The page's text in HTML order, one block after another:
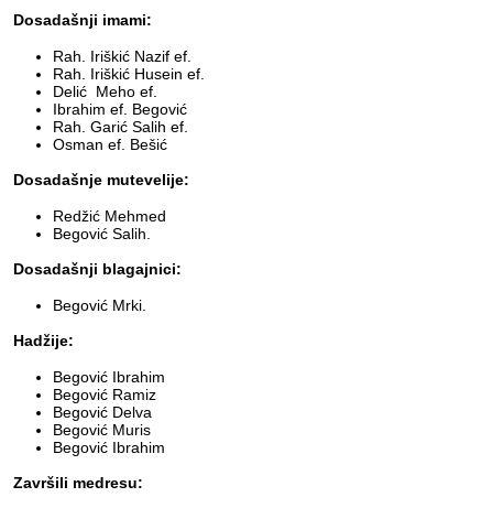
Dosadašnji imami:
Rah. Iriškić Nazif ef.
Rah. Iriškić Husein ef.
Delić Meho ef.
Ibrahim ef. Begović
Rah. Garić Salih ef.
Osman ef. Bešić
Dosadašnje mutevelije:
Redžić Mehmed
Begović Salih.
Dosadašnji blagajnici:
Begović Mrki.
Hadžije:
Begović Ibrahim
Begović Ramiz
Begović Delva
Begović Muris
Begović Ibrahim
Završili medresu: